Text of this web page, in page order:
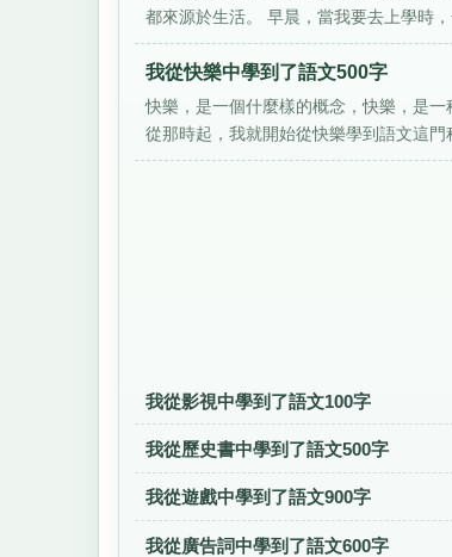
都來源於生活。 早晨，當我要去上學時，
我從快樂中學到了語文500字
快樂，是一個什麼樣的概念，快樂，是
從那時起，我就開始從快樂學到語文這門
我從影視中學到了語文100字
我從歷史書中學到了語文500字
我從遊戲中學到了語文900字
我從廣告詞中學到了語文600字